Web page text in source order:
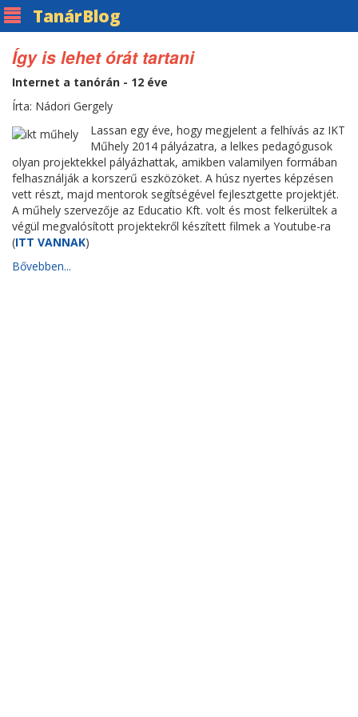
TanárBlog
Így is lehet órát tartani
Internet a tanórán - 12 éve
Írta: Nádori Gergely
Lassan egy éve, hogy megjelent a felhívás az IKT
Műhely 2014 pályázatra, a lelkes pedagógusok
olyan projektekkel pályázhattak, amikben valamilyen formában
felhasználják a korszerű eszközöket. A húsz nyertes képzésen
vett részt, majd mentorok segítségével fejlesztgette projektjét.
A műhely szervezője az Educatio Kft. volt és most felkerültek a
végül megvalósított projektekről készített filmek a Youtube-ra
(ITT VANNAK)
Bővebben...